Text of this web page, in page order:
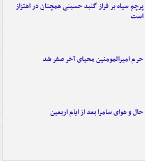
پرچم سیاه بر فراز گنبد حسینی همچنان در اهتزاز
است
حرم امیرالمومنین محیای آخر صفر شد
حال و هوای سامرا بعد از ایام اربعین